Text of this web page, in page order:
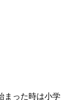
まった時は小学